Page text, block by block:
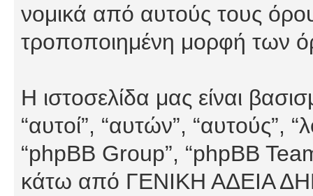
νομικά από αυτούς τους
τροποποιημένη μορφή των
Η ιστοσελίδα μας είναι
“αυτοί”, “αυτών”, “αυτούς”,
“phpBB Group”, “phpBB
κάτω από ΓΕΝΙΚΗ ΑΔΕΙΑ